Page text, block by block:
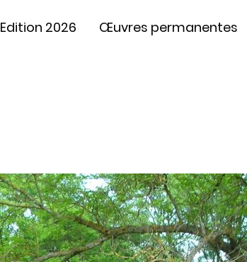
Edition 2026 Œuvres permanentes